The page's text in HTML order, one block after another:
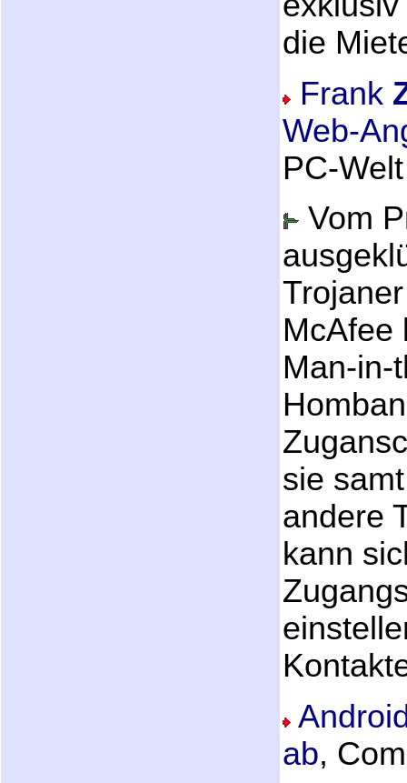
die
Frank
Web-
PC-
Vom
McAfee
Man-in-
sie
andere
kann
ab,